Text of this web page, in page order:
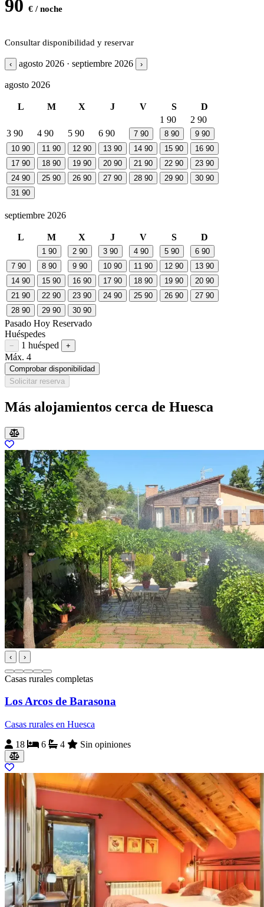
90 € / noche
Consultar disponibilidad y reservar
‹ agosto 2026 · septiembre 2026 ›
agosto 2026
L M X J V S
D
1 90 2 90
3 90 4 90 5 90 6 90 7 90 8 90 9 90
10 90 11 90 12 90 13 90 14 90 15 90 16 90
17 90 18 90 19 90 20 90 21 90 22 90 23 90
24 90 25 90 26 90 27 90 28 90 29 90 30 90
31 90
septiembre 2026
L M X J V S D
1 90 2 90 3 90 4 90 5 90 6 90
7 90 8 90 9 90 10 90 11 90 12 90 13 90
14 90 15 90 16 90 17 90 18 90 19 90 20 90
21 90 22 90 23 90 24 90 25 90 26 90 27 90
28 90 29 90 30 90
Pasado Hoy Reservado
Huéspedes
Restar huésped
− 1 huésped Sumar huésped
+
Máx. 4
Comprobar disponibilidad
Solicitar reserva
Más alojamientos cerca de Huesca
‹ ›
Casas rurales completas
Los Arcos de Barasona
Casas rurales en Huesca
18
6 4 Sin opiniones